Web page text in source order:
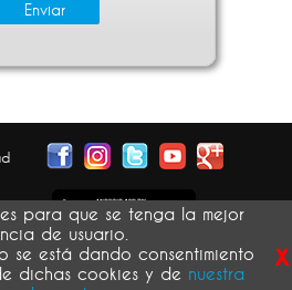
para que se tenga la mejor
de usuario.
se está dando consentimiento
dichas cookies y de nuestra
x